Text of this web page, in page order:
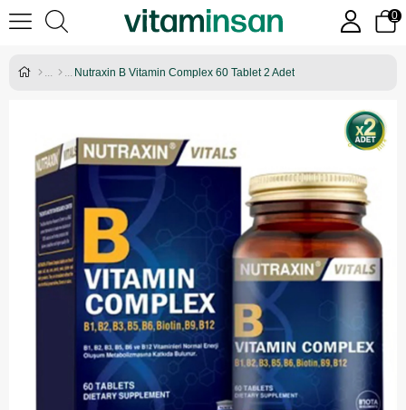
0
Nutraxin B Vitamin Complex 60 Tablet 2 Adet